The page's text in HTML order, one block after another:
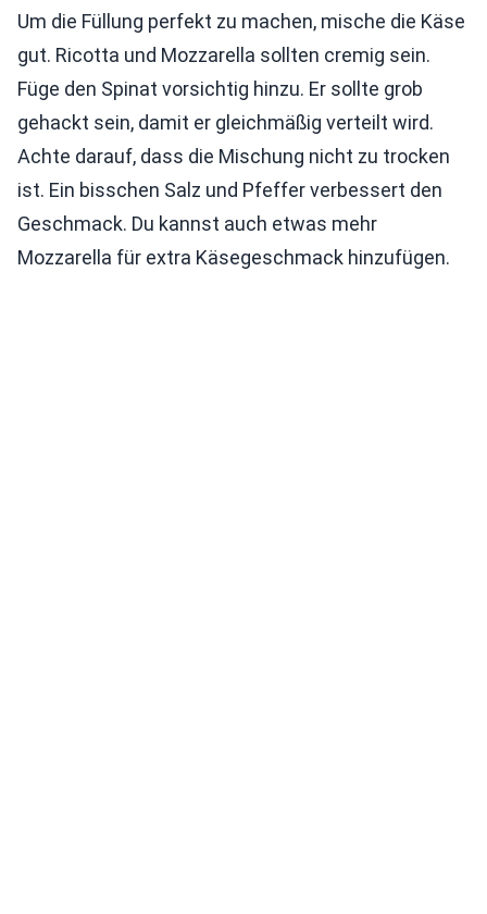
Um die Füllung perfekt zu machen, mische die Käse
gut. Ricotta und Mozzarella sollten cremig sein.
Füge den Spinat vorsichtig hinzu. Er sollte grob
gehackt sein, damit er gleichmäßig verteilt wird.
Achte darauf, dass die Mischung nicht zu trocken
ist. Ein bisschen Salz und Pfeffer verbessert den
Geschmack. Du kannst auch etwas mehr
Mozzarella für extra Käsegeschmack hinzufügen.